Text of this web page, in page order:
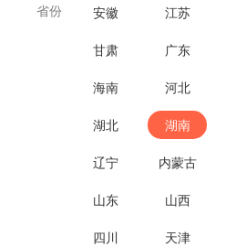
省份 安徽 江苏
甘肃 广东
海南 河北
湖北 湖南
辽宁 内蒙古
山东 山西
四川 天津